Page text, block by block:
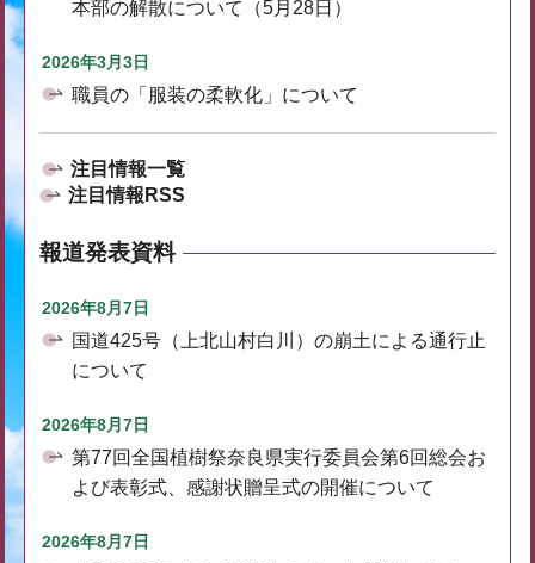
本部の解散について（5月28日）
2026年3月3日
職員の「服装の柔軟化」について
注目情報一覧
注目情報RSS
報道発表資料
2026年8月7日
国道425号（上北山村白川）の崩土による通行止
について
2026年8月7日
第77回全国植樹祭奈良県実行委員会第6回総会お
よび表彰式、感謝状贈呈式の開催について
2026年8月7日